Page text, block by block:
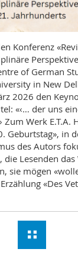
Fak.
Konferenz
of German
in New
2026 den
«‹… der uns
Zum Werk E.T.A.
Geburtstag», in
des Autors
die Lesenden
sie mögen
«Des